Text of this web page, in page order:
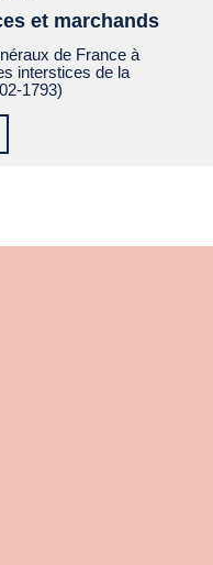
et marchands
de France à
interstices de la
1793)